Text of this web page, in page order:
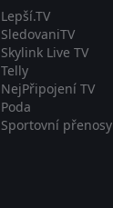
Lepší.TV
SledovaniTV
Skylink Live TV
Telly
NejPřipojení TV
Poda
Sportovní přenosy